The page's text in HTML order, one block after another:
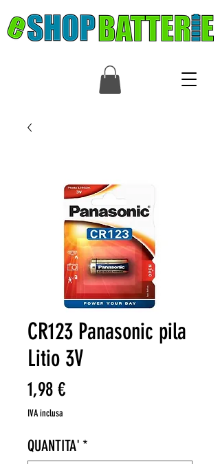
CR123 Panasonic pila
Litio 3V
1,98 €Prezzo
IVA inclusa
QUANTITA' *